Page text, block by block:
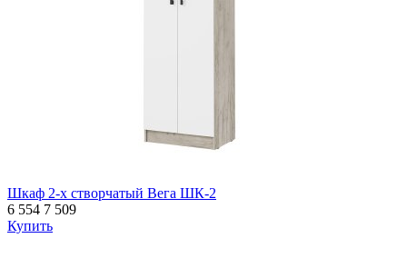
Шкаф 2-х створчатый Вега ШК-2
6 554 7 509
Купить